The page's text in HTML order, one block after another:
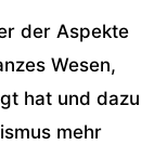
der Aspekte
Wesen,
hat und dazu
mehr